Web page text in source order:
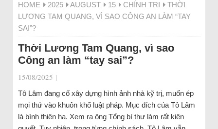
HOME 2025 AUGUST 15 CHÍNH TRỊ
THỜI
LƯƠNG TAM QUANG, VÌ SAO CÔNG AN LÀM “TAY
SAI”?
Thời Lương Tam Quang, vì sao
Công an làm “tay sai”?
15/08/2025 |
Tô Lâm đang cố xây dựng hình ảnh nhà kỹ trị, muốn ép
mọi thứ vào khuôn khổ luật pháp. Mục đích của Tô Lâm
là bình thiên hạ. Xem ra ông Tổng bí thư làm rất kiên